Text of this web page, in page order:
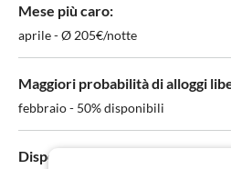
Mese più caro:
aprile - Ø 205€/notte
Maggiori probabilità di alloggi
febbraio - 50% disponibili
Disponibilità più bassa: